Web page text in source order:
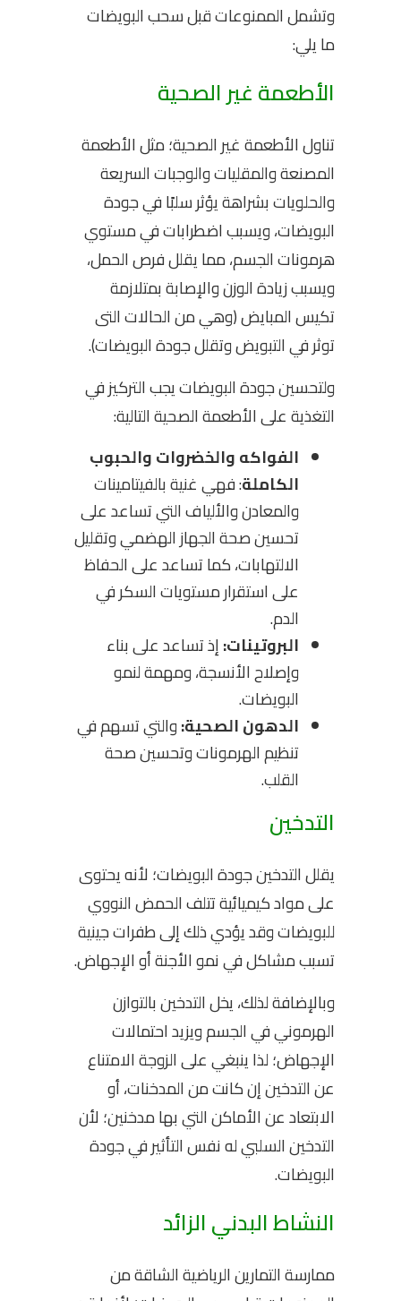
وتشمل الممنوعات قبل سحب البويضات
ما يلي:
الأطعمة غير الصحية
تناول الأطعمة غير الصحية؛ مثل الأطعمة
المصنعة والمقليات والوجبات السريعة
والحلويات بشراهة يؤثر سلبًا في جودة
البويضات، ويسبب اضطرابات في مستوي
هرمونات الجسم، مما يقلل فرص الحمل،
ويسبب زيادة الوزن والإصابة بمتلازمة
تكيس المبايض (وهي من الحالات التى
توثر في التبويض وتقلل جودة البويضات).
ولتحسين جودة البويضات يجب التركيز في
التغذية على الأطعمة الصحية التالية:
الفواكه والخضروات والحبوب
الكاملة: فهي غنية بالفيتامينات
والمعادن والألياف التي تساعد على
تحسين صحة الجهاز الهضمي وتقليل
الالتهابات، كما تساعد على الحفاظ
على استقرار مستويات السكر في
الدم.
البروتينات:إذ تساعد على بناء
وإصلاح الأنسجة، ومهمة لنمو
البويضات.
الدهون الصحية:والتي تسهم في
تنظيم الهرمونات وتحسين صحة
القلب.
التدخين
يقلل التدخين جودة البويضات؛ لأنه يحتوى
على مواد كيميائية تتلف الحمض النووي
للبويضات وقد يؤدي ذلك إلى طفرات جينية
تسبب مشاكل في نمو الأجنة أو الإجهاض.
وبالإضافة لذلك، يخل التدخين بالتوازن
الهرموني في الجسم ويزيد احتمالات
الإجهاض؛ لذا ينبغي على الزوجة الامتناع
عن التدخين إن كانت من المدخنات، أو
الابتعاد عن الأماكن التي بها مدخنين؛ لأن
التدخين السلبي له نفس التأثير في جودة
البويضات.
النشاط البدني الزائد
ممارسة التمارين الرياضية الشاقة من